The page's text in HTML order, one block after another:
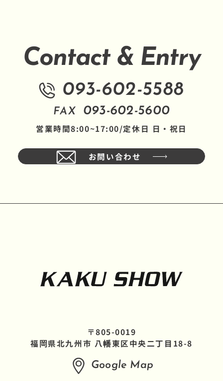
Contact & Entry
093-602-5588
FAX 093-602-5600
営業時間8:00~17:00/定休日 日・祝日
お問い合わせ
〒805-0019
福岡県北九州市 八幡東区中央二丁目18-8
Google Map